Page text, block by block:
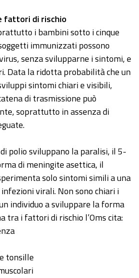
fattori di rischio
i bambini sotto i cinque
immunizzati possono
senza svilupparne i sintomi, e
Data la ridotta probabilità che un
sintomi chiari e visibili,
di trasmissione può
soprattutto in assenza di
polio sviluppano la paralisi, il 5-
di meningite asettica, il
solo sintomi simili a una
virali. Non sono chiari i
individuo a sviluppare la forma
tra i fattori di rischio l’Oms cita:
tonsille